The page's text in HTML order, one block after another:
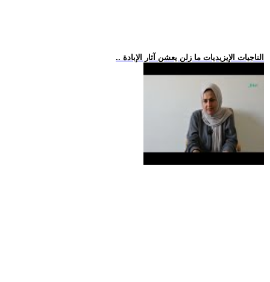
.. الناجيات الإيزيديات ما زلن يعشن آثار الإبادة